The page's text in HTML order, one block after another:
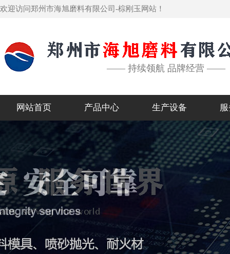
欢迎访问郑州市海旭磨料有限公司-棕刚玉网站！
—— 持续领航 品牌经营 ——
网站首页 产品中心 生产设备